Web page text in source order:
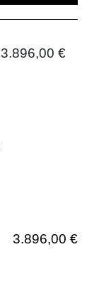
3.896,00 €
3.896,00 €